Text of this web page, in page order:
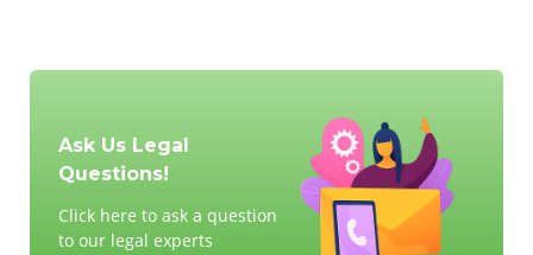
Ask Us Legal
Questions!
Click here to ask a question
to our legal experts